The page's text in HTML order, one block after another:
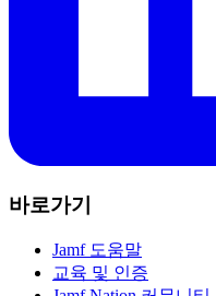
바로가기
Jamf 도움말
교육 및 인증